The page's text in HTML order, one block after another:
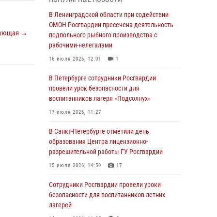
→
В Красносельском районе наряд Росгвардии
задержал правонарушителя, угрожавшего 17-
летнему подростку травматическим оружием
06 августа 2026, 13:39
оперативно задержали хулигана,
стрелявшего из пускового устройства рядом
с жилыми домами
06 августа 2026, 11:36
Сотрудники и военнослужащие Росгвардии
обеспечили правопорядок при проведении
матча "Зенит" - "Балтика"
06 августа 2026, 07:30 10
В Выборгском районе наряд Росгвардии
обнаружил разыскиваемый преступный
автотранспорт
В Ленинградской области при содействии
ОМОН Росгвардии пресечена деятельность
подпольного рыбного производства с
рабочими-нелегалами
16 июля 2026, 12:01 1
В Петербурге сотрудники Росгвардии
провели урок безопасности для
воспитанников лагеря «Подсолнух»
17 июля 2026, 11:27
В Санкт-Петербурге отметили день
образования Центра лицензионно-
разрешительной работы ГУ Росгвардии
15 июля 2026, 14:59 17
Сотрудники Росгвардии провели уроки
безопасности для воспитанников летних
лагерей